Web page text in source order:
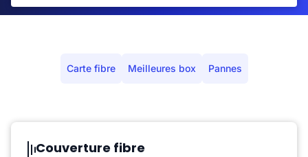
Carte fibre Meilleures box Pannes
Couverture fibre